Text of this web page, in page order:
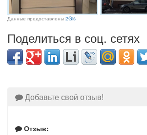
Данные предоставлены 2Gis
Поделиться в соц. сетях
Добавьте свой отзыв!
Отзыв: